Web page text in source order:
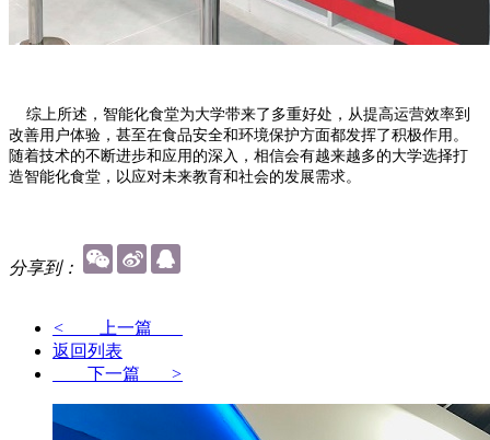
综上所述，智能化食堂为大学带来了多重好处，从提高运营效率到
改善用户体验，甚至在食品安全和环境保护方面都发挥了积极作用。
随着技术的不断进步和应用的深入，相信会有越来越多的大学选择打
造智能化食堂，以应对未来教育和社会的发展需求。
分享到：
< 上一篇
返回列表
下一篇 >